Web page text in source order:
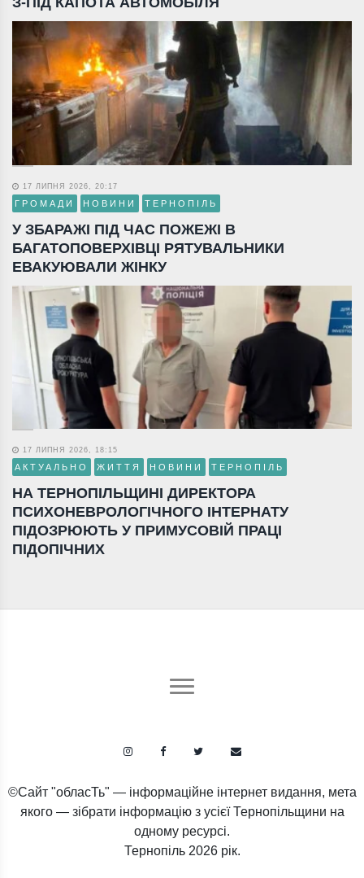
17 ЛИПНЯ 2026, 20:17
ГРОМАДИ НОВИНИ ТЕРНОПІЛЬ
У ЗБАРАЖІ ПІД ЧАС ПОЖЕЖІ В
БАГАТОПОВЕРХІВЦІ РЯТУВАЛЬНИКИ
ЕВАКУЮВАЛИ ЖІНКУ
17 ЛИПНЯ 2026, 18:15
АКТУАЛЬНО ЖИТТЯ НОВИНИ ТЕРНОПІЛЬ
НА ТЕРНОПІЛЬЩИНІ ДИРЕКТОРА
ПСИХОНЕВРОЛОГІЧНОГО ІНТЕРНАТУ
ПІДОЗРЮЮТЬ У ПРИМУСОВІЙ ПРАЦІ
ПІДОПІЧНИХ
©Сайт "обласТь" — інформаційне інтернет видання, мета
якого — зібрати інформацію з усієї Тернопільщини на
одному ресурсі.
Тернопіль 2026 рік.